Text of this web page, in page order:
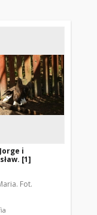
i
[1]
Fot.